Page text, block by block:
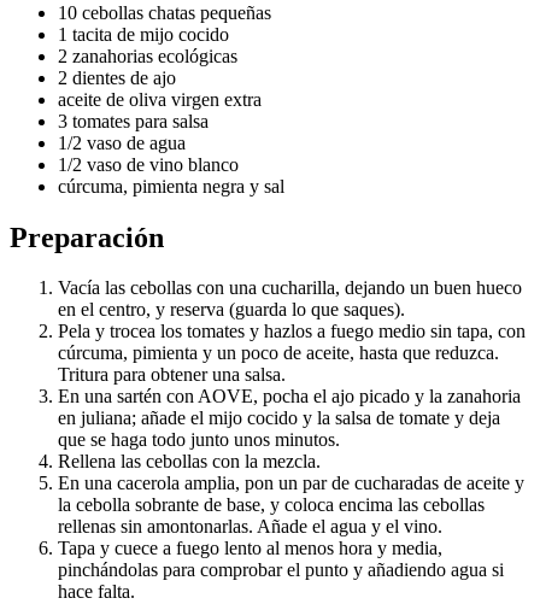
10 cebollas chatas pequeñas
1 tacita de mijo cocido
2 zanahorias ecológicas
2 dientes de ajo
aceite de oliva virgen extra
3 tomates para salsa
1/2 vaso de agua
1/2 vaso de vino blanco
cúrcuma, pimienta negra y sal
Preparación
Vacía las cebollas con una cucharilla, dejando un buen hueco
en el centro, y reserva (guarda lo que saques).
Pela y trocea los tomates y hazlos a fuego medio sin tapa, con
cúrcuma, pimienta y un poco de aceite, hasta que reduzca.
Tritura para obtener una salsa.
En una sartén con AOVE, pocha el ajo picado y la zanahoria
en juliana; añade el mijo cocido y la salsa de tomate y deja
que se haga todo junto unos minutos.
Rellena las cebollas con la mezcla.
En una cacerola amplia, pon un par de cucharadas de aceite y
la cebolla sobrante de base, y coloca encima las cebollas
rellenas sin amontonarlas. Añade el agua y el vino.
Tapa y cuece a fuego lento al menos hora y media,
pinchándolas para comprobar el punto y añadiendo agua si
hace falta.